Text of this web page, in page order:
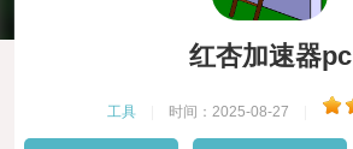
红杏加速器pc
工具 时间：2025-08-27